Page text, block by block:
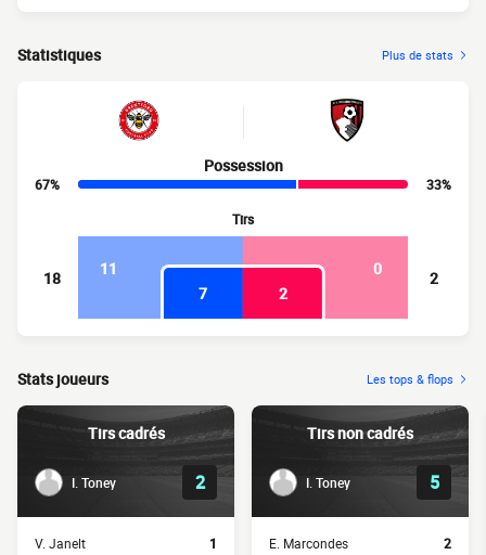
Statistiques Plus de stats
Possession
67%
33%
Tirs
18 11
0
7
2
2
Stats joueurs Les tops & flops
Tirs cadrés
I. Toney 2
V. Janelt 1
Tirs non cadrés
I. Toney 5
E. Marcondes 2